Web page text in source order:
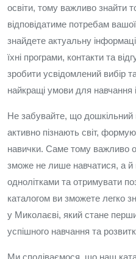
освіти, тому важливо знайти
відповідатиме потребам
знайдете актуальну
їхні програми, контакти та
зробити усвідомлений вибір
найкращі умови для навчання
Не забувайте, що дошкільний
активно пізнають світ,
навички. Саме тому важливо
зможе не лише навчатися, а й
однолітками та отримувати
каталогом ви зможете легко
у Миколаєві, який стане
успішного навчання та
Ми сподіваємося, що наш